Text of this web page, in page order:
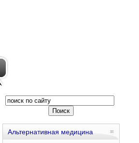
Альтернативная медицина